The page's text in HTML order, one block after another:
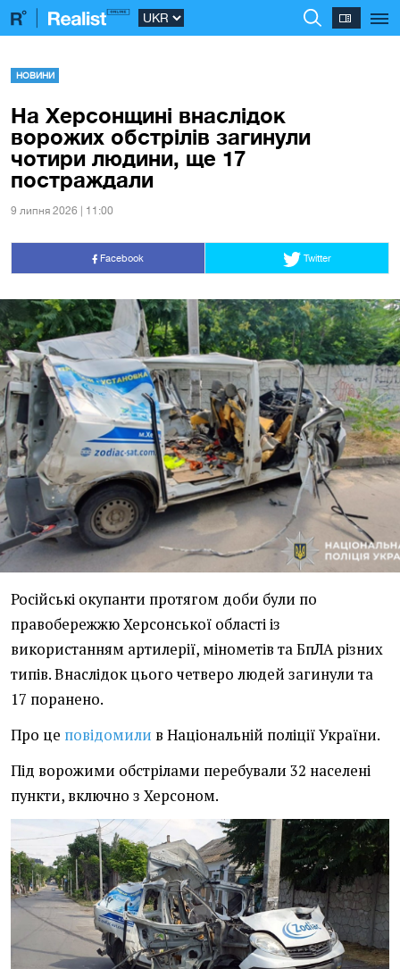
НОВИНИ
На Херсонщині внаслідок
ворожих обстрілів загинули
чотири людини, ще 17
постраждали
9 липня 2026 | 11:00
Facebook Twitter
Російські окупанти протягом доби були по
правобережжю Херсонської області із
використанням артилерії, мінометів та БпЛА різних
типів. Внаслідок цього четверо людей загинули та
17 поранено.
Про це повідомили в Національній поліції України.
Під ворожими обстрілами перебували 32 населені
пункти, включно з Херсоном.